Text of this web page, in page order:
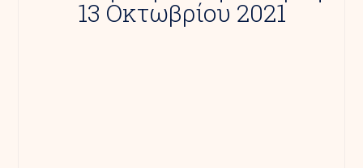
13 Οκτωβρίου 2021